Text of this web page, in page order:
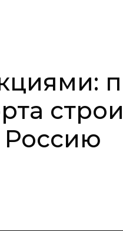
Россию